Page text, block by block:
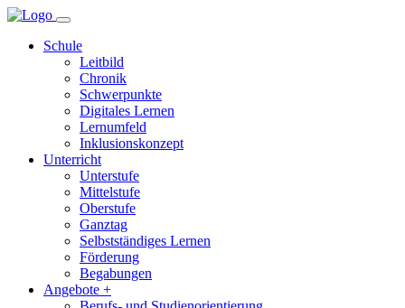
Schule
Leitbild
Chronik
Schwerpunkte
Digitales Lernen
Lernumfeld
Inklusionskonzept
Unterricht
Unterstufe
Mittelstufe
Oberstufe
Ganztag
Selbstständiges Lernen
Förderung
Begabungen
Angebote +